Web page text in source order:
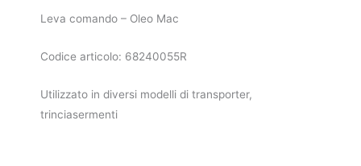
Leva comando – Oleo Mac
Codice articolo: 68240055R
Utilizzato in diversi modelli di transporter,
trinciasermenti